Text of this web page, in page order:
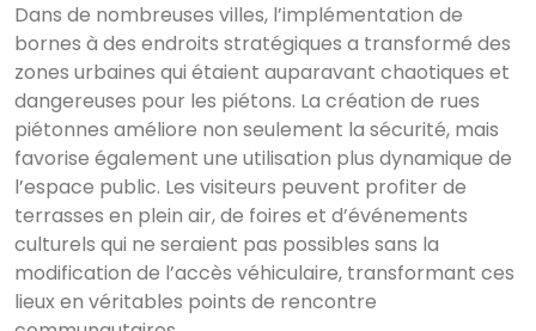
Dans de nombreuses villes, l’implémentation de
bornes à des endroits stratégiques a transformé des
zones urbaines qui étaient auparavant chaotiques et
dangereuses pour les piétons. La création de rues
piétonnes améliore non seulement la sécurité, mais
favorise également une utilisation plus dynamique de
l’espace public. Les visiteurs peuvent profiter de
terrasses en plein air, de foires et d’événements
culturels qui ne seraient pas possibles sans la
modification de l’accès véhiculaire, transformant ces
lieux en véritables points de rencontre